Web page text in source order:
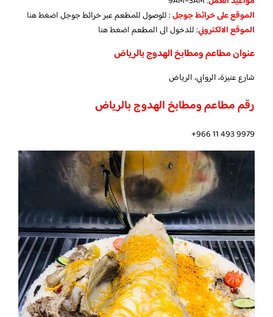
الموقع على خرائط جوجل: للوصول للمطعم عبر خرائط جوجلاضغط هنا
الموقع الالكتروني: للدخول الى المطعماضغط هنا
عنوان مطاعم ومطابخ الهدوج بالرياض
شارع عنيزة، الروابي، الرياض
رقم مطاعم ومطابخ الهدوج بالرياض